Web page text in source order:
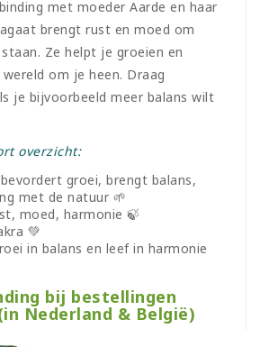
met moeder Aarde en haar
brengt rust en moed om
Ze helpt je groeien en
om je heen. Draag
je bijvoorbeeld meer balans wilt
overzicht:
groei, brengt balans,
met de natuur 🌱
moed, harmonie 🍃
💚
in balans en leef in harmonie
bij bestellingen
Nederland & België)